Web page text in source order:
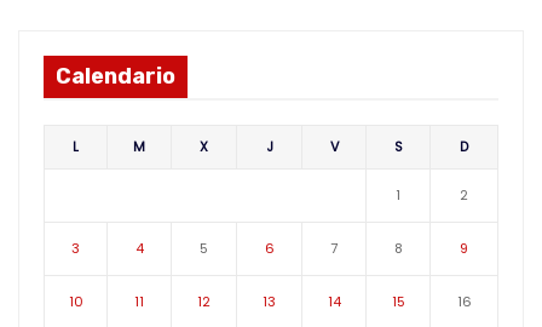
Calendario
L M X J V S D
1 2
3 4 5 6 7 8 9
10 11 12 13 14 15 16